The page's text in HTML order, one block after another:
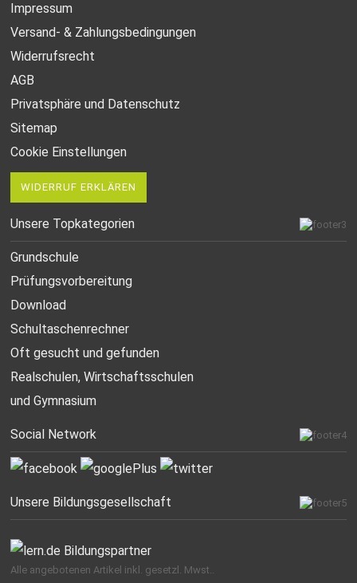
Impressum
Versand- & Zahlungsbedingungen
Widerrufsrecht
AGB
Privatsphäre und Datenschutz
Sitemap
Cookie Einstellungen
WIDERRUF ERKLÄREN
Unsere Topkategorien
Grundschule
Prüfungsvorbereitung
Download
Schultaschenrechner
Oft gesucht und gefunden
Realschulen,Wirtschaftsschulen
und Gymnasium
Social Network
Unsere Bildungsgesellschaft
Alle angebotenen Artikel inkl. gesetzl. Mwst..